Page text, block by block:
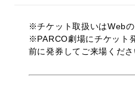
※チケット取扱いはWebの
※PARCO劇場にチケット
前に発券してご来場くださ